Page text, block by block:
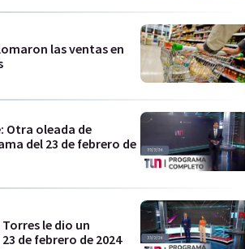
las ventas en
Otra oleada de
del 23 de febrero de
le dio un
de febrero de 2024